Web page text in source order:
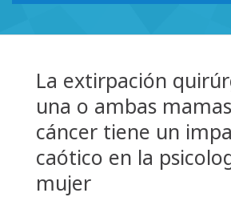
La extirpación
una o ambas
cáncer tiene un
caótico en la
mujer